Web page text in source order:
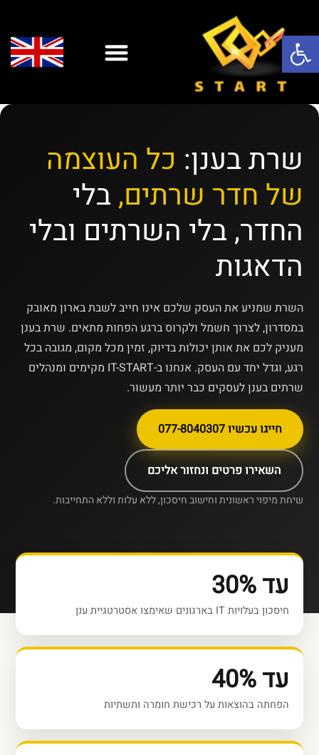
שרת בענן: כל העוצמה
של חדר שרתים,בלי
החדר, בלי השרתים ובלי
הדאגות
השרת שמניע את העסק שלכם אינו חייב לשבת בארון מאובק
במסדרון, לצרוך חשמל ולקרוס ברגע הפחות מתאים. שרת בענן
מעניק לכם את אותן יכולות בדיוק, זמין מכל מקום, מגובה בכל
רגע, וגדל יחד עם העסק. אנחנו ב-IT-START מקימים ומנהלים
שרתים בענן לעסקים כבר יותר מעשור.
חייגו עכשיו 077-8040307
השאירו פרטים ונחזור אליכם
שיחת מיפוי ראשונית וחישוב חיסכון, ללא עלות וללא התחייבות.
עד 30%
חיסכון בעלויות IT בארגונים שאימצו אסטרטגיית ענן
עד 40%
הפחתה בהוצאות על רכישת חומרה ותשתיות
פתח סרגל נגישות